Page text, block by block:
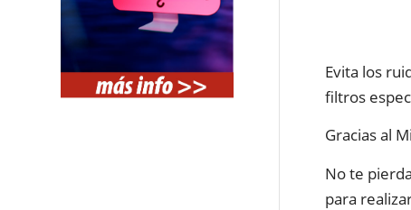
Evita los
filtros
Gracias al
No te
para